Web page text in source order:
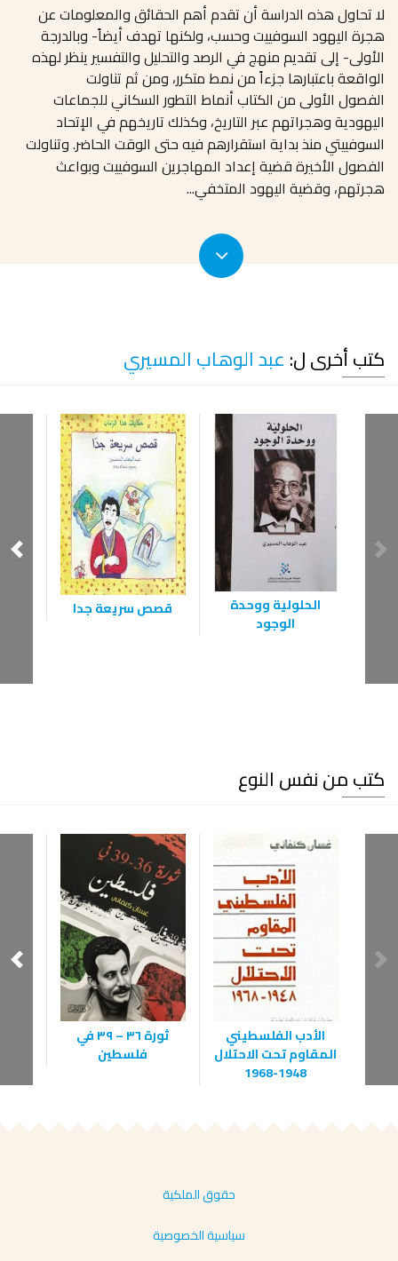
لا تحاول هذه الدراسة أن تقدم أهم الحقائق والمعلومات عن
هجرة اليهود السوفييت وحسب، ولكنها تهدف أيضاً- وبالدرجة
الأولى- إلى تقديم منهج في الرصد والتحليل والتفسير ينظر لهذه
الواقعة باعتبارها جزءاً من نمط متكرر، ومن ثم تناولت
الفصول الأولى من الكتاب أنماط التطور السكاني للجماعات
اليهودية وهجراتهم عبر التاريخ، وكذلك تاريخهم في الإتحاد
السوفييتي منذ بداية استقرارهم فيه حتى الوقت الحاضر. وتناولت
الفصول الأخيرة قضية إعداد المهاجرين السوفييت وبواعث
هجرتهم، وقضية اليهود المتخفي...
كتب أخرى ل: عبد الوهاب المسيري
الحلولية ووحدة
الوجود
قصص سريعة جدا
كتب من نفس النوع
الأدب الفلسطيني
المقاوم تحت الاحتلال
1948-1968
ثورة ٣٦ – ٣٩ في
فلسطين
حقوق الملكية
سياسية الخصوصية